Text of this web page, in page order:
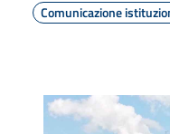
Comunicazione